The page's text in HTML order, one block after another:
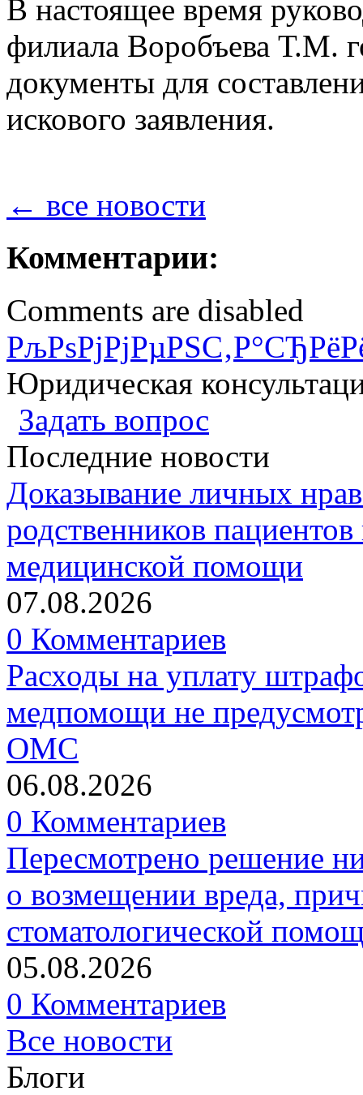
В настоящее время
филиала Воробъева Т.М.
документы для
искового заявления.
← все новости
Комментарии:
Comments are disabled
Юридическая
Задать вопрос
Последние новости
Доказывание личных
родственников
медицинской помощи
07.08.2026
0 Комментариев
Расходы на уплату
медпомощи не
ОМС
06.08.2026
0 Комментариев
Пересмотрено решение
о возмещении вреда,
стоматологической
05.08.2026
0 Комментариев
Все новости
Блоги